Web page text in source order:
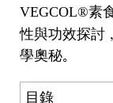
VEGCOL®素
性與功效探討
學奧秘。
目錄